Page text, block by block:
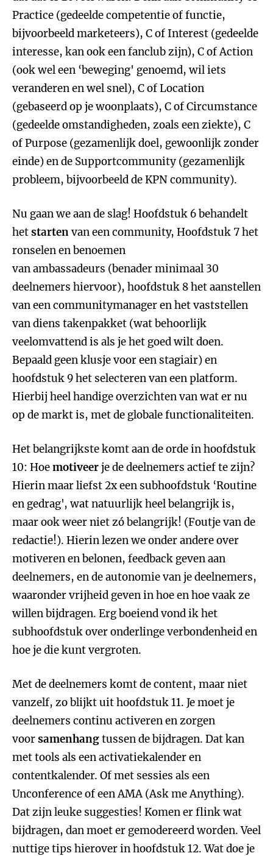
Practice (gedeelde competentie of functie,
bijvoorbeeld marketeers), C of Interest (gedeelde
interesse, kan ook een fanclub zijn), C of Action
(ook wel een ‘beweging' genoemd, wil iets
veranderen en wel snel), C of Location
(gebaseerd op je woonplaats), C of Circumstance
(gedeelde omstandigheden, zoals een ziekte), C
of Purpose (gezamenlijk doel, gewoonlijk zonder
einde) en de Supportcommunity (gezamenlijk
probleem, bijvoorbeeld de KPN community).
Nu gaan we aan de slag! Hoofdstuk 6 behandelt
hetstartenvan een community, Hoofdstuk 7 het
ronselen en benoemen
van ambassadeurs (benader minimaal 30
deelnemers hiervoor), hoofdstuk 8 het aanstellen
van een communitymanager en het vaststellen
van diens takenpakket (wat behoorlijk
veelomvattend is als je het goed wilt doen.
Bepaald geen klusje voor een stagiair) en
hoofdstuk 9 het selecteren van een platform.
Hierbij heel handige overzichten van wat er nu
op de markt is, met de globale functionaliteiten.
Het belangrijkste komt aan de orde in hoofdstuk
10: Hoemotiveerje de deelnemers actief te zijn?
Hierin maar liefst 2x een subhoofdstuk ‘Routine
en gedrag', wat natuurlijk heel belangrijk is,
maar ook weer niet zó belangrijk! (Foutje van de
redactie!). Hierin lezen we onder andere over
motiveren en belonen, feedback geven aan
deelnemers, en de autonomie van je deelnemers,
waaronder vrijheid geven in hoe en hoe vaak ze
willen bijdragen. Erg boeiend vond ik het
subhoofdstuk over onderlinge verbondenheid en
hoe je die kunt vergroten.
Met de deelnemers komt de content, maar niet
vanzelf, zo blijkt uit hoofdstuk 11. Je moet je
deelnemers continu activeren en zorgen
voorsamenhangtussen de bijdragen. Dat kan
met tools als een activatiekalender en
contentkalender. Of met sessies als een
Unconference of een AMA (Ask me Anything).
Dat zijn leuke suggesties! Komen er flink wat
bijdragen, dan moet er gemodereerd worden. Veel
nuttige tips hierover in hoofdstuk 12. Wat doe je